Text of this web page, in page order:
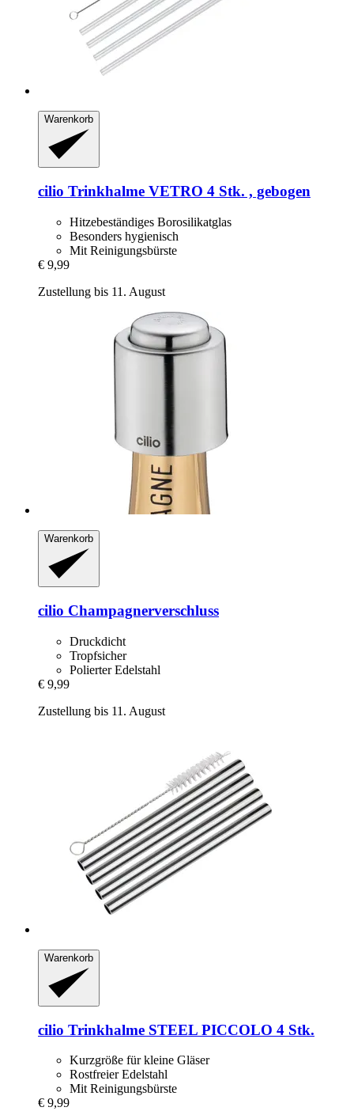
Warenkorb
cilio Trinkhalme VETRO 4 Stk. , gebogen
Hitzebeständiges Borosilikatglas
Besonders hygienisch
Mit Reinigungsbürste
€ 9,99
Zustellung bis 11. August
Warenkorb
cilio Champagnerverschluss
Druckdicht
Tropfsicher
Polierter Edelstahl
€ 9,99
Zustellung bis 11. August
Warenkorb
cilio Trinkhalme STEEL PICCOLO 4 Stk.
Kurzgröße für kleine Gläser
Rostfreier Edelstahl
Mit Reinigungsbürste
€ 9,99